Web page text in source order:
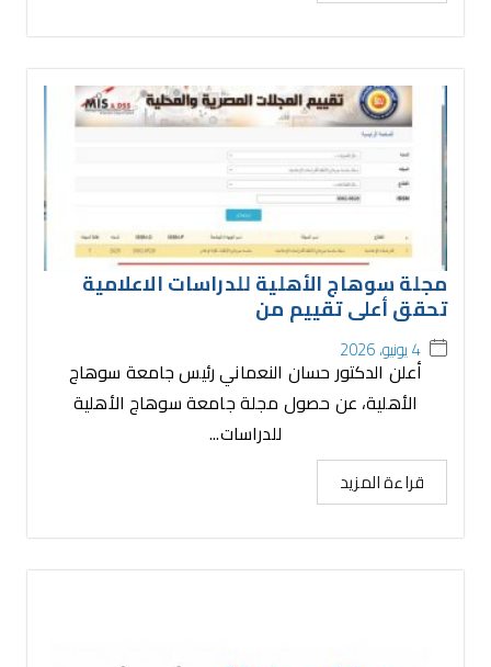
مجلة سوهاج الأهلية للدراسات الاعلامية
تحقق أعلى تقييم من
4 يونيو، 2026
أعلن الدكتور حسان النعماني رئيس جامعة سوهاج
الأهلية، عن حصول مجلة جامعة سوهاج الأهلية
للدراسات...
قراءة المزيد